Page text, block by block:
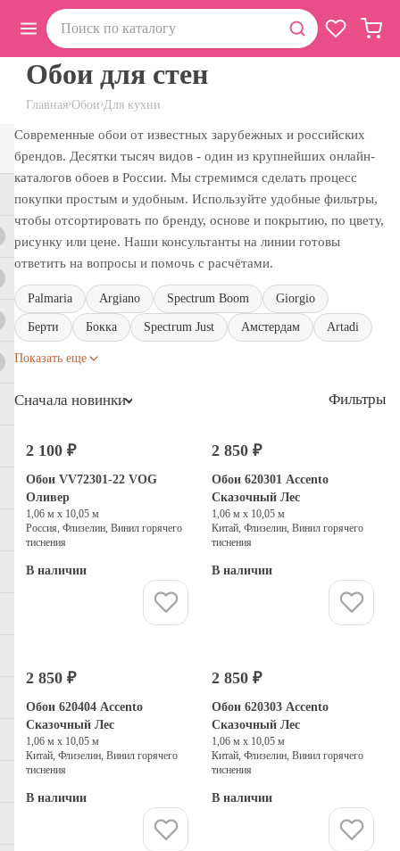
Главная›Обои›Для кухни
Обои для стен
Современные обои от известных зарубежных и российских
брендов. Десятки тысяч видов - один из крупнейших онлайн-
каталогов обоев в России. Мы стремимся сделать процесс
покупки простым и удобным. Используйте удобные фильтры,
чтобы отсортировать по бренду, основе и покрытию, по цвету,
рисунку или цене. Наши консультанты на линии готовы
ответить на вопросы и помочь с расчётами.
Palmaria Argiano Spectrum Boom Giorgio
Берти Бокка Spectrum Just Амстердам Artadi
Показать еще
Сначала новинки Фильтры
Выбор дизайнеров
2 100 ₽
Обои VV72301-22 VOG
Оливер
1,06 м х 10,05 м
Россия, Флизелин, Винил горячего
тиснения
В наличии
2 850 ₽
Обои 620301 Accento
Сказочный Лес
1,06 м х 10,05 м
Китай, Флизелин, Винил горячего
тиснения
В наличии
2 850 ₽
Обои 620404 Accento
Сказочный Лес
1,06 м х 10,05 м
Китай, Флизелин, Винил горячего
тиснения
В наличии
2 850 ₽
Обои 620303 Accento
Сказочный Лес
1,06 м х 10,05 м
Китай, Флизелин, Винил горячего
тиснения
В наличии